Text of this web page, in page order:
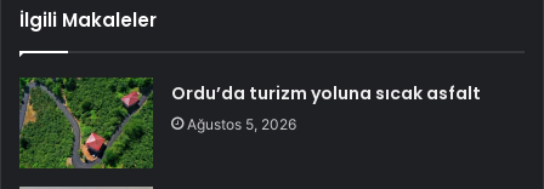
İlgili Makaleler
Ordu’da turizm yoluna sıcak asfalt
Ağustos 5, 2026